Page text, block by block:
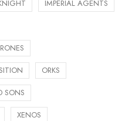
IMPERIAL AGENTS
ORKS
SONS
XENOS